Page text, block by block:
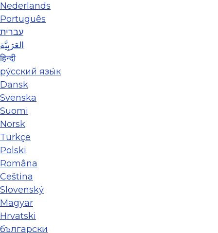
Nederlands
Português
עברית
العَرَبِيَّة
हिन्दी
ру́сский язы́к
Dansk
Svenska
Suomi
Norsk
Türkçe
Polski
Româna
Ceština
Slovenský
Magyar
Hrvatski
български